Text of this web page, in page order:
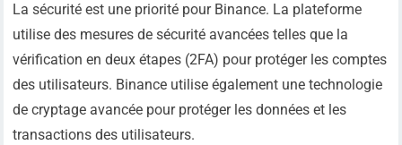
La sécurité est une priorité pour Binance. La plateforme
utilise des mesures de sécurité avancées telles que la
vérification en deux étapes (2FA) pour protéger les comptes
des utilisateurs. Binance utilise également une technologie
de cryptage avancée pour protéger les données et les
transactions des utilisateurs.